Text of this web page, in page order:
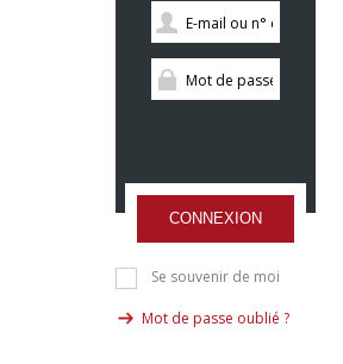
CONNEXION
Se souvenir de moi
Mot de passe oublié ?